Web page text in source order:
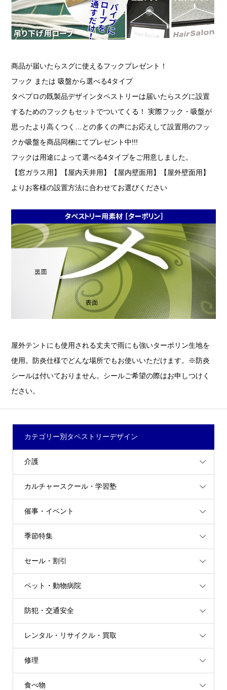
商品が届いたらスグに使えるフックプレゼント！
フック または 吸盤から選べる4タイプ
タペプロの既製品デザインタペストリーは届いたらスグに設置
するためのフックもセットでついてくる！ 実際フック・吸盤が
思ったより高くつく…との多くの声にお応えして設置用のフッ
クか吸盤を商品同梱にてプレゼント中!!!
フックは用途によって選べる4タイプをご用意しました。
【窓ガラス用】【屋内天井用】【屋内壁面用】【屋外壁面用】
よりお客様の設置方法に合わせてお選びください
屋外テントにも使用される丈夫で雨にも強いターポリン生地を
使用。防炎仕様でどんな場所でもお使いいただけます。※防炎
シールは付いておりません。シールご希望の際はお申しつけく
ださい。
カテゴリー別タペストリーデザイン
介護
カルチャースクール・学習塾
催事・イベント
季節特集
セール・割引
ペット・動物病院
防犯・交通安全
レンタル・リサイクル・買取
修理
食べ物